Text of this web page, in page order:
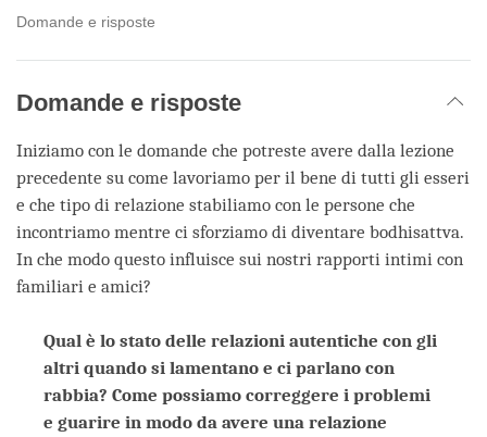
Domande e risposte
Domande e risposte
Iniziamo con le domande che potreste avere dalla lezione
precedente su come lavoriamo per il bene di tutti gli esseri
e che tipo di relazione stabiliamo con le persone che
incontriamo mentre ci sforziamo di diventare bodhisattva.
In che modo questo influisce sui nostri rapporti intimi con
familiari e amici?
Qual è lo stato delle relazioni autentiche con gli
altri quando si lamentano e ci parlano con
rabbia? Come possiamo correggere i problemi
e guarire in modo da avere una relazione